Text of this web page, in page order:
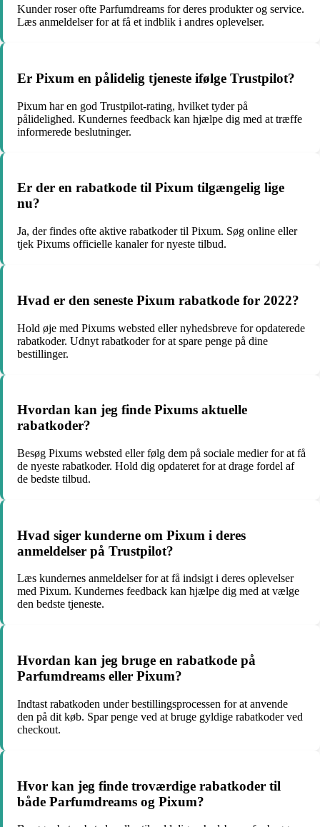
Kunder roser ofte Parfumdreams for deres produkter og service.
Læs anmeldelser for at få et indblik i andres oplevelser.
Er Pixum en pålidelig tjeneste ifølge Trustpilot?
Pixum har en god Trustpilot-rating, hvilket tyder på
pålidelighed. Kundernes feedback kan hjælpe dig med at træffe
informerede beslutninger.
Er der en rabatkode til Pixum tilgængelig lige
nu?
Ja, der findes ofte aktive rabatkoder til Pixum. Søg online eller
tjek Pixums officielle kanaler for nyeste tilbud.
Hvad er den seneste Pixum rabatkode for 2022?
Hold øje med Pixums websted eller nyhedsbreve for opdaterede
rabatkoder. Udnyt rabatkoder for at spare penge på dine
bestillinger.
Hvordan kan jeg finde Pixums aktuelle
rabatkoder?
Besøg Pixums websted eller følg dem på sociale medier for at få
de nyeste rabatkoder. Hold dig opdateret for at drage fordel af
de bedste tilbud.
Hvad siger kunderne om Pixum i deres
anmeldelser på Trustpilot?
Læs kundernes anmeldelser for at få indsigt i deres oplevelser
med Pixum. Kundernes feedback kan hjælpe dig med at vælge
den bedste tjeneste.
Hvordan kan jeg bruge en rabatkode på
Parfumdreams eller Pixum?
Indtast rabatkoden under bestillingsprocessen for at anvende
den på dit køb. Spar penge ved at bruge gyldige rabatkoder ved
checkout.
Hvor kan jeg finde troværdige rabatkoder til
både Parfumdreams og Pixum?